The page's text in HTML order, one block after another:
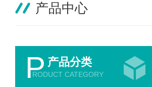
产品中心
P 产品分类
RODUCT CATEGORY